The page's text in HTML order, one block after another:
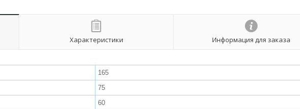
Характеристики Информация для заказа
165
75
60